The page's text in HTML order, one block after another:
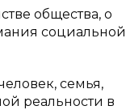
общества, о
социальной
семья,
реальности в